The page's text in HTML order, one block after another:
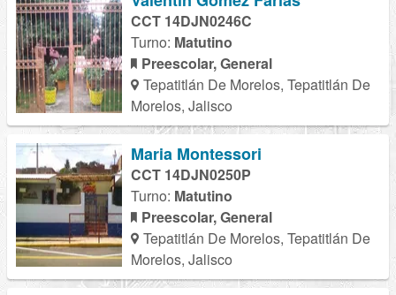
CCT 14DJN0246C
Turno: Matutino
Preescolar, General
Tepatitlán De Morelos, Tepatitlán De
Morelos, Jalisco
Maria Montessori
CCT 14DJN0250P
Turno: Matutino
Preescolar, General
Tepatitlán De Morelos, Tepatitlán De
Morelos, Jalisco